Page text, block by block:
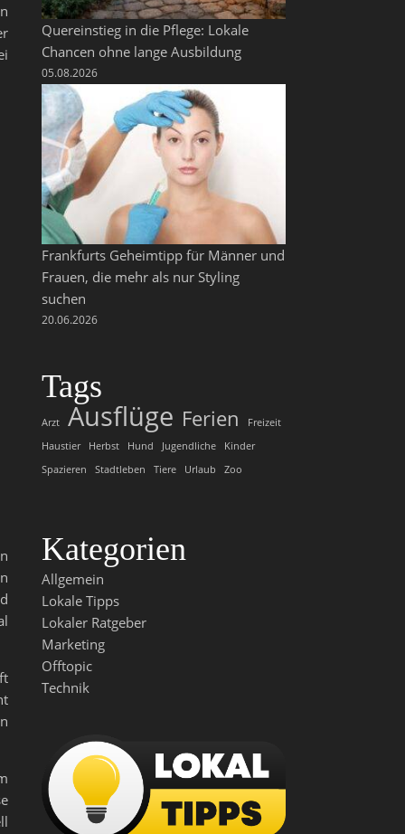
Quereinstieg in die Pflege: Lokale
Chancen ohne lange Ausbildung
05.08.2026
Frankfurts Geheimtipp für Männer und
Frauen, die mehr als nur Styling
suchen
20.06.2026
Tags
Arzt Ausflüge Ferien
Freizeit
Haustier
Herbst Hund Jugendliche
Kinder
Spazieren
Stadtleben Tiere Urlaub Zoo
Kategorien
Allgemein
Lokale Tipps
Lokaler Ratgeber
Marketing
Offtopic
Technik